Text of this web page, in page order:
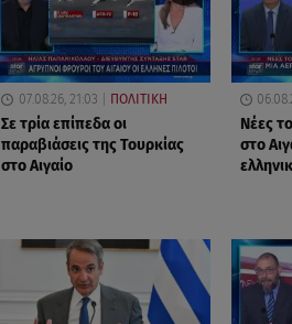
07.08.26, 21:03 ΠΟΛΙΤΙΚΗ
Σε τρία επίπεδα οι
παραβιάσεις της Τουρκίας
στο Αιγαίο
Νέες
στο